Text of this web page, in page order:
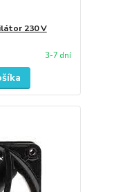
230 V
3-7 dní